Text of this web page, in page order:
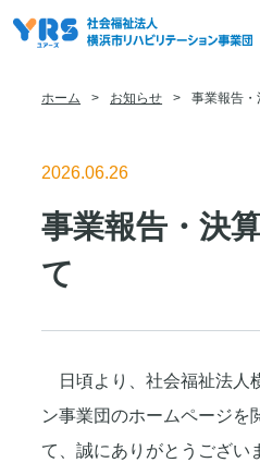
ホーム > お知らせ > 事業報告・
2026.06.26
事業報告・決
て
日頃より、社会福祉法人
ン事業団のホームページを
て、誠にありがとうござい